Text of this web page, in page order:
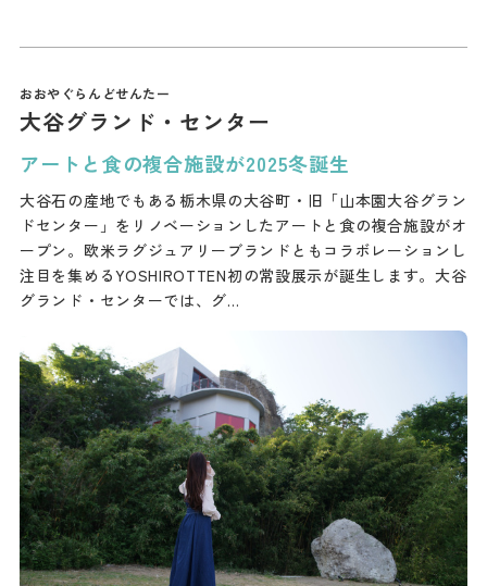
大谷グランド・センター
アートと食の複合施設が2025冬誕生
大谷石の産地でもある栃木県の大谷町・旧「山本園大谷グラン
ドセンター」をリノベーションしたアートと食の複合施設がオ
ープン。欧米ラグジュアリーブランドともコラボレーションし
注目を集めるYOSHIROTTEN初の常設展示が誕生します。大谷
グランド・センターでは、グ…